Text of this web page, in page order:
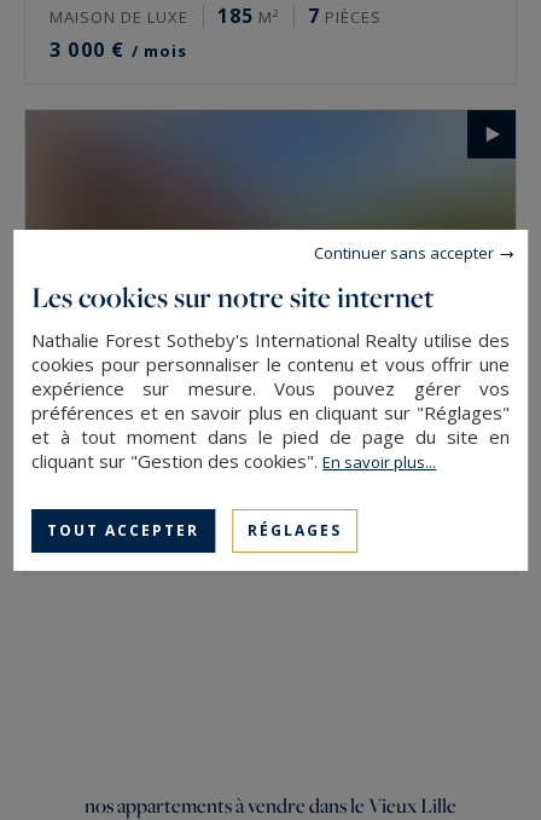
MAISON DE LUXE 185 M² 7 PIÈCES
3 000 € / mois
Croix
MAISON DE LUXE 311M² 9PIÈCES
5 150 €/ mois
nos appartements à vendre dans le Vieux Lille
Les cookies sur notre site internet
Nathalie Forest Sotheby's International Realty utilise des
cookies pour personnaliser le contenu et vous offrir une
expérience sur mesure. Vous pouvez gérer vos
préférences et en savoir plus en cliquant sur "Réglages"
et à tout moment dans le pied de page du site en
cliquant sur "Gestion des cookies".En savoir plus...
TOUT ACCEPTER RÉGLAGES
Continuer sans accepter